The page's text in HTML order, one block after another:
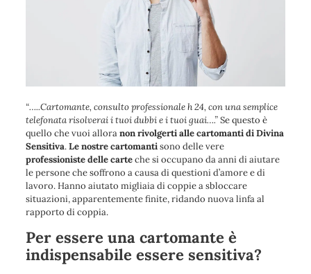
“…..Cartomante, consulto professionale h 24, con una semplice
telefonata risolverai i tuoi dubbi e i tuoi guai….”Se questo è
quello che vuoi alloranon rivolgerti alle cartomanti di Divina
Sensitiva.Le nostre cartomantisono delle vere
professioniste delle carteche si occupano da anni diaiutare
le persone che soffrono a causa di questioni d’amore e di
lavoro. Hanno aiutato migliaia di coppie a sbloccare
situazioni, apparentemente finite, ridando nuova linfa al
rapporto di coppia.
Per essere una cartomante è
indispensabile essere sensitiva?